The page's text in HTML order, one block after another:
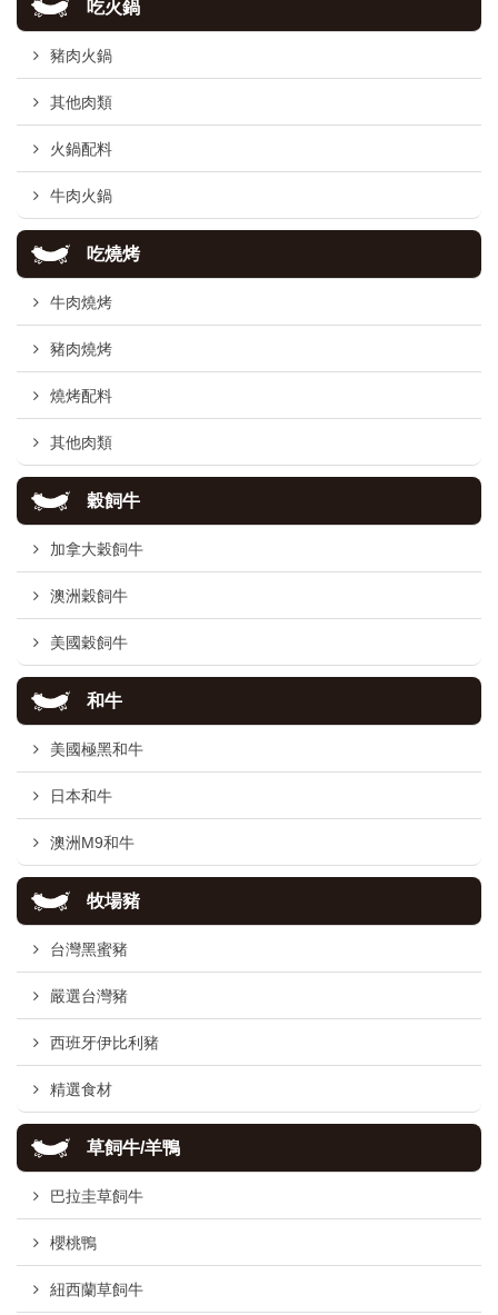
吃火鍋
豬肉火鍋
其他肉類
火鍋配料
牛肉火鍋
吃燒烤
牛肉燒烤
豬肉燒烤
燒烤配料
其他肉類
穀飼牛
加拿大穀飼牛
澳洲穀飼牛
美國穀飼牛
和牛
美國極黑和牛
日本和牛
澳洲M9和牛
牧場豬
台灣黑蜜豬
嚴選台灣豬
西班牙伊比利豬
精選食材
草飼牛/羊鴨
巴拉圭草飼牛
櫻桃鴨
紐西蘭草飼牛